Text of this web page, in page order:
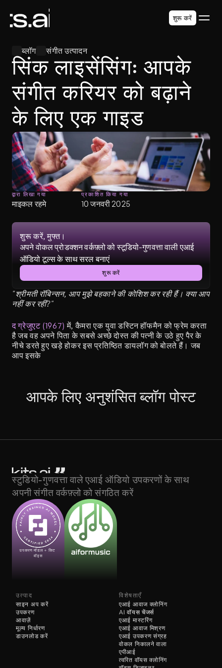
ब्लॉग संगीत उत्पादन
सिंक लाइसेंसिंग: आपके
संगीत करियर को बढ़ाने
के लिए एक गाइड
द्वारा लिखा गया
माइकल रहमे
प्रकाशित किया गया
10 जनवरी 2025
"श्रीमती रॉबिन्सन, आप मुझे बहकाने की कोशिश कर रही हैं। क्या आप
नहीं कर रहीं?"
द ग्रेजुएट (1967) में, कैमरा एक युवा डस्टिन हॉफमैन को फ्रेम करता
है जब वह अपने पिता के सबसे अच्छे दोस्त की पत्नी के उठे हुए पैर के
नीचे डरते हुए खड़े होकर इस प्रतिष्ठित डायलॉग को बोलते हैं। जब
आप इसके
शुरू करें, मुफ्त।
अपने वोकल प्रोडक्शन वर्कफ़्लो को स्टूडियो-गुणवत्ता वाली एआई
ऑडियो टूल्स के साथ सरल बनाएं
शुरू करें
आपके लिए अनुशंसित ब्लॉग पोस्ट
स्टुडियो-गुणवत्ता वाले एआई ऑडियो उपकरणों के साथ
अपनी संगीत वर्कफ़्लो को संगठित करें
उपकरण मॉडल + किट
वॉइस
उत्पाद
साइन अप करें
उपकरण
आवाज़ें
मूल्य निर्धारण
डाउनलोड करें
विशेषताएँ
एआई आवाज क्लोनिंग
एआई आवाज मिश्रण
AI वॉयस चेंजर्स
एआई मास्टरिंग
एआई उपकरण संग्रह
वोकल निकालने वाला
एपीआई
त्वरित वॉयस क्लोनिंग
शुरू करें